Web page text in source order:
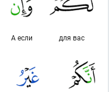
для вас
А если